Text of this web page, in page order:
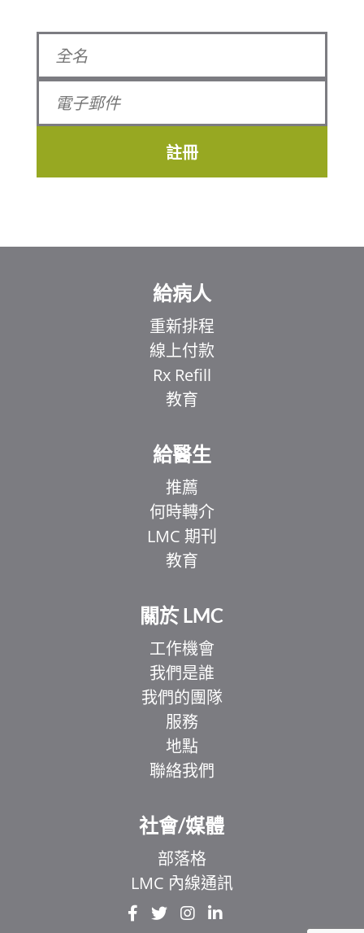
註冊
給病人
重新排程
線上付款
Rx Refill
教育
給醫生
推薦
何時轉介
LMC 期刊
教育
關於 LMC
工作機會
我們是誰
我們的團隊
服務
地點
聯絡我們
社會/媒體
部落格
LMC 內線通訊